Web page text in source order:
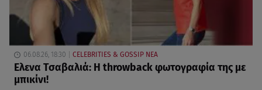
06.08.26, 18:30 CELEBRITIES & GOSSIP ΝΕΑ
Ελενα Τσαβαλιά: Η throwback φωτογραφία της με
μπικίνι!